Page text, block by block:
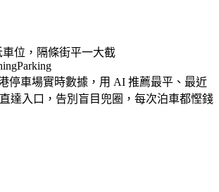
位，隔條街平一大截
Parking
停車場實時數據，用 AI 推薦最平、最近
達入口，告別盲目兜圈，每次泊車都慳錢